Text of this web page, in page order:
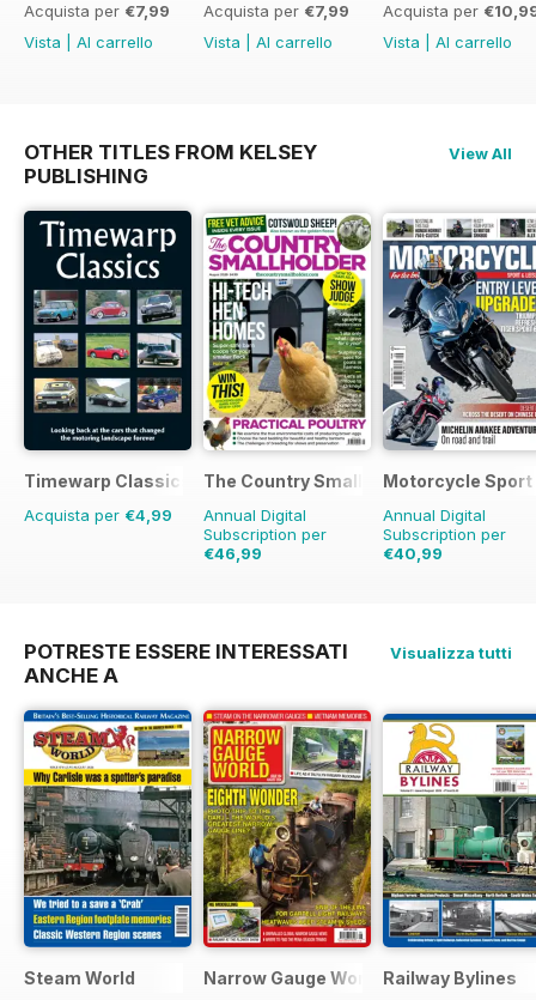
Acquista per €7,99
Vista
Al carrello
Acquista per €7,99
Vista
Al carrello
Acquista per
Vista
Al carrello
OTHER TITLES FROM KELSEY
PUBLISHING
View All
Timewarp Classics
Acquista per €4,99
The Country Smallholder
Annual Digital
Subscription per
€46,99
Motorcycle Sport
Annual Digital
Subscription per
€40,99
POTRESTE ESSERE INTERESSATI
ANCHE A
Visualizza tutti
Steam World Narrow Gauge World Railway Bylines